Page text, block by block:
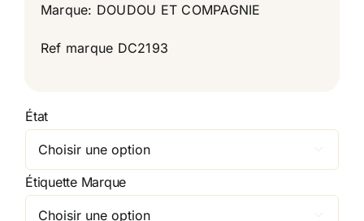
Marque: DOUDOU ET COMPAGNIE
Ref marque DC2193
État

Étiquette Marque
